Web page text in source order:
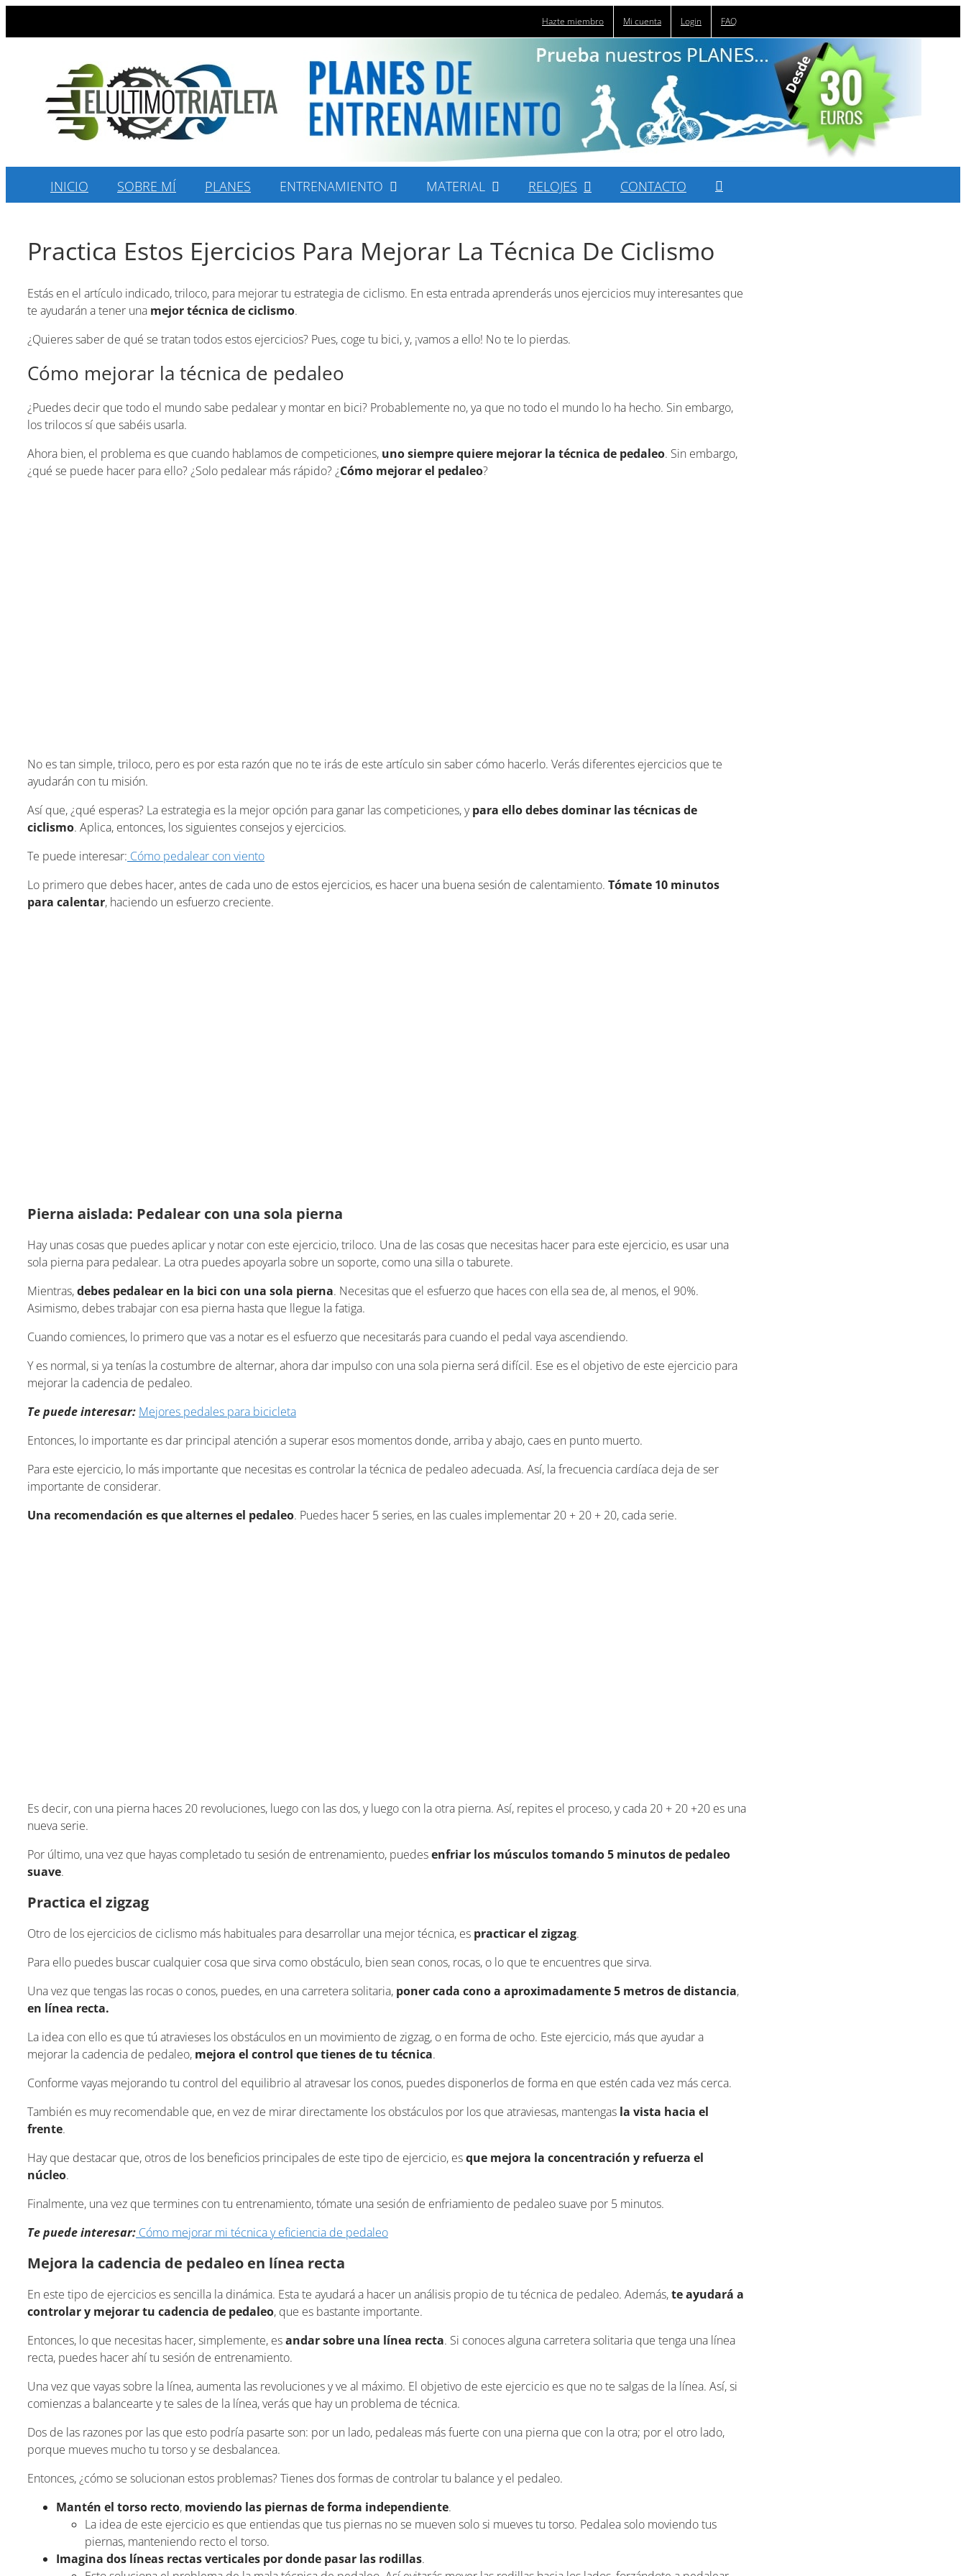
Hazte miembro Mi cuenta Login FAQ
INICIO SOBRE MÍ PLANES ENTRENAMIENTO MATERIAL RELOJES CONTACTO
Practica Estos Ejercicios Para Mejorar La Técnica De Ciclismo
Estás en el artículo indicado, triloco, para mejorar tu estrategia de ciclismo. En esta entrada aprenderás unos ejercicios muy interesantes que
te ayudarán a tener una mejor técnica de ciclismo.
¿Quieres saber de qué se tratan todos estos ejercicios? Pues, coge tu bici, y, ¡vamos a ello! No te lo pierdas.
Cómo mejorar la técnica de pedaleo
¿Puedes decir que todo el mundo sabe pedalear y montar en bici? Probablemente no, ya que no todo el mundo lo ha hecho. Sin embargo,
los trilocos sí que sabéis usarla.
Ahora bien, el problema es que cuando hablamos de competiciones, uno siempre quiere mejorar la técnica de pedaleo. Sin embargo,
¿qué se puede hacer para ello? ¿Solo pedalear más rápido? ¿Cómo mejorar el pedaleo?
No es tan simple, triloco, pero es por esta razón que no te irás de este artículo sin saber cómo hacerlo. Verás diferentes ejercicios que te
ayudarán con tu misión.
Así que, ¿qué esperas? La estrategia es la mejor opción para ganar las competiciones, ypara ello debes dominar las técnicas de
ciclismo. Aplica, entonces, los siguientes consejos y ejercicios.
Te puede interesar: Cómo pedalear con viento
Lo primero que debes hacer, antes de cada uno de estos ejercicios, es hacer una buena sesión de calentamiento. Tómate 10 minutos
para calentar, haciendo un esfuerzo creciente.
Pierna aislada: Pedalear con una sola pierna
Hay unas cosas que puedes aplicar y notar con este ejercicio, triloco. Una de las cosas que necesitas hacer para este ejercicio, es usar una
sola pierna para pedalear. La otra puedes apoyarla sobre un soporte, como una silla o taburete.
Mientras,debes pedalear en la bici con una sola pierna. Necesitas que el esfuerzo que haces con ella sea de, al menos, el 90%.
Asimismo, debes trabajar con esa pierna hasta que llegue la fatiga.
Cuando comiences, lo primero que vas a notar es el esfuerzo que necesitarás para cuando el pedal vaya ascendiendo.
Y es normal, si ya tenías la costumbre de alternar, ahora dar impulso con una sola pierna será difícil. Ese es el objetivo de este ejercicio para
mejorar la cadencia de pedaleo.
Te puede interesar: Mejores pedales para bicicleta
Entonces, lo importante es dar principal atención a superar esos momentos donde, arriba y abajo, caes en punto muerto.
Para este ejercicio, lo más importante que necesitas es controlar la técnica de pedaleo adecuada. Así, la frecuencia cardíaca deja de ser
importante de considerar.
Una recomendación es que alternes el pedaleo. Puedes hacer 5 series, en las cuales implementar 20 + 20 + 20, cada serie.
Es decir, con una pierna haces 20 revoluciones, luego con las dos, y luego con la otra pierna. Así, repites el proceso, y cada 20 + 20 +20 es una
nueva serie.
Por último, una vez que hayas completado tu sesión de entrenamiento, puedesenfriar los músculos tomando 5 minutos de pedaleo
suave.
Practica el zigzag
Otro de los ejercicios de ciclismo más habituales para desarrollar una mejor técnica, es practicar el zigzag.
Para ello puedes buscar cualquier cosa que sirva como obstáculo, bien sean conos, rocas, o lo que te encuentres que sirva.
Una vez que tengas las rocas o conos, puedes, en una carretera solitaria, poner cada cono a aproximadamente 5 metros de distancia,
en línea recta.
La idea con ello es que tú atravieses los obstáculos en un movimiento de zigzag, o en forma de ocho. Este ejercicio, más que ayudar a
mejorar la cadencia de pedaleo, mejora el control que tienes de tu técnica.
Conforme vayas mejorando tu control del equilibrio al atravesar los conos, puedes disponerlos de forma en que estén cada vez más cerca.
También es muy recomendable que, en vez de mirar directamente los obstáculos por los que atraviesas, mantengas la vista hacia el
frente.
Hay que destacar que, otros de los beneficios principales de este tipo de ejercicio, esque mejora la concentración y refuerza el
núcleo.
Finalmente, una vez que termines con tu entrenamiento, tómate una sesión de enfriamiento de pedaleo suave por 5 minutos.
Te puede interesar: Cómo mejorar mi técnica y eficiencia de pedaleo
Mejora la cadencia de pedaleo en línea recta
En este tipo de ejercicios es sencilla la dinámica. Esta te ayudará a hacer un análisis propio de tu técnica de pedaleo. Además,te ayudará a
controlar y mejorar tu cadencia de pedaleo, que es bastante importante.
Entonces, lo que necesitas hacer, simplemente, esandar sobre una línea recta. Si conoces alguna carretera solitaria que tenga una línea
recta, puedes hacer ahí tu sesión de entrenamiento.
Una vez que vayas sobre la línea, aumenta las revoluciones y ve al máximo. El objetivo de este ejercicio es que no te salgas de la línea. Así, si
comienzas a balancearte y te sales de la línea, verás que hay un problema de técnica.
Dos de las razones por las que esto podría pasarte son: por un lado, pedaleas más fuerte con una pierna que con la otra; por el otro lado,
porque mueves mucho tu torso y se desbalancea.
Entonces, ¿cómo se solucionan estos problemas? Tienes dos formas de controlar tu balance y el pedaleo.
Mantén el torso recto, moviendo las piernas de forma independiente.
La idea de este ejercicio es que entiendas que tus piernas no se mueven solo si mueves tu torso. Pedalea solo moviendo tus
piernas, manteniendo recto el torso.
Imagina dos líneas rectas verticales por donde pasar las rodillas.